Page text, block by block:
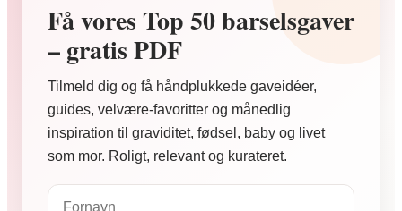
Få vores Top 50 barselsgaver
– gratis PDF
Tilmeld dig og få håndplukkede gaveidéer,
guides, velvære-favoritter og månedlig
inspiration til graviditet, fødsel, baby og livet
som mor. Roligt, relevant og kurateret.